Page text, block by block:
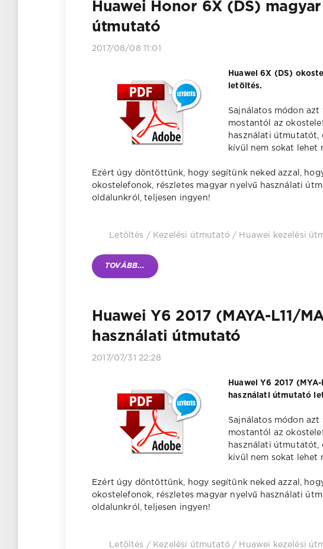
Huawei Honor 6X (DS)
útmutató
2017/08/08 11:01
Huawei 6X (DS)
letöltés.
Sajnálatos módon
mostantól az
használati útmutatót,
kívül nem sokat lehet
Ezért úgy döntöttünk, hogy segítünk neked azzal,
okostelefonok, részletes magyar nyelvű használati
oldalunkról, teljesen ingyen!
Letöltés / Kezelési útmutató / Huawei kezelési
TOVÁBB...
Huawei Y6 2017 (MAYA-L11/
használati útmutató
2017/07/31 22:28
Huawei Y6 2017
használati útmutató
Sajnálatos módon
mostantól az
használati útmutatót,
kívül nem sokat lehet
Ezért úgy döntöttünk, hogy segítünk neked azzal,
okostelefonok, részletes magyar nyelvű használati
oldalunkról, teljesen ingyen!
Letöltés / Kezelési útmutató / Huawei kezelési